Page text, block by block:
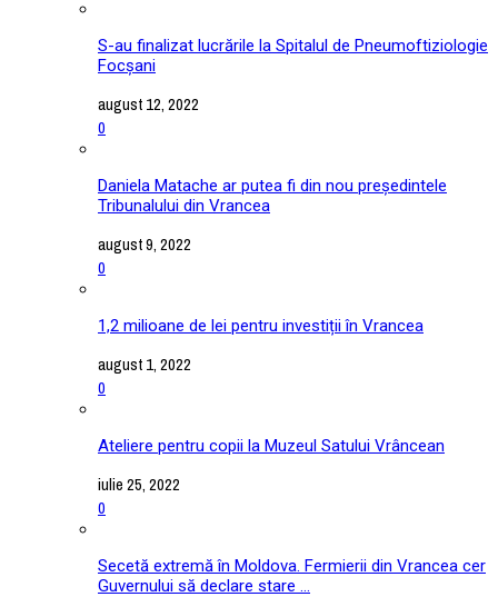
S-au finalizat lucrările la Spitalul de Pneumoftiziologie
Focșani
august 12, 2022
0
Daniela Matache ar putea fi din nou președintele
Tribunalului din Vrancea
august 9, 2022
0
1,2 milioane de lei pentru investiții în Vrancea
august 1, 2022
0
Ateliere pentru copii la Muzeul Satului Vrâncean
iulie 25, 2022
0
Secetă extremă în Moldova. Fermierii din Vrancea cer
Guvernului să declare stare ...